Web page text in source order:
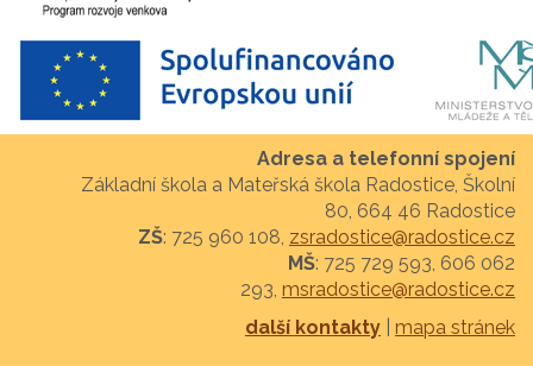
Adresa a telefonní spojení
Základní škola a Mateřská škola Radostice, Školní
80, 664 46 Radostice
ZŠ: 725 960 108, zsradostice@radostice.cz
MŠ: 725 729 593, 606 062
293, msradostice@radostice.cz
další kontakty
mapa stránek